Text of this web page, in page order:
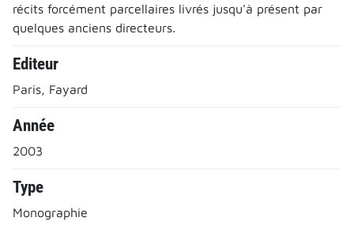
récits forcément parcellaires livrés jusqu'à présent par
quelques anciens directeurs.
Editeur
Paris, Fayard
Année
2003
Type
Monographie